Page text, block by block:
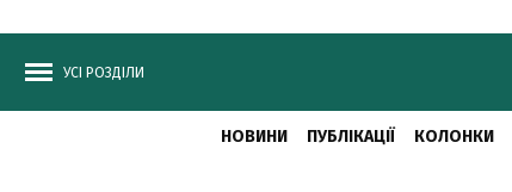
УСІ РОЗДІЛИ
НОВИНИ ПУБЛІКАЦІЇ КОЛОНКИ